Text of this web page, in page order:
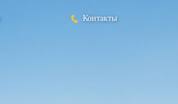
Контакты